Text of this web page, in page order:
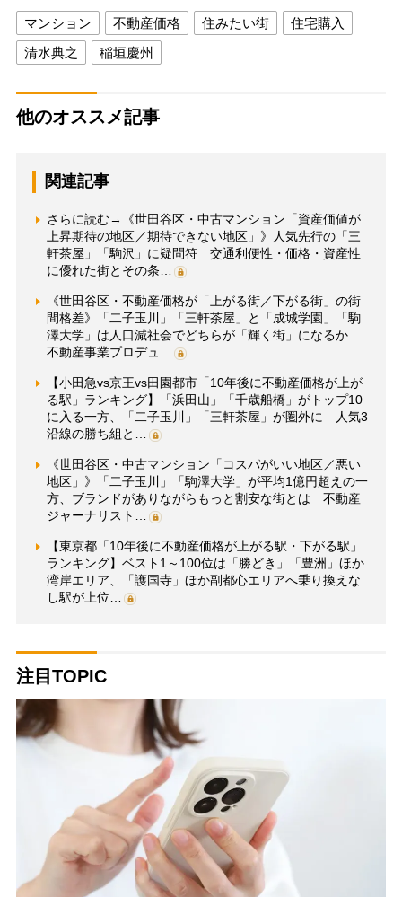
マンション 不動産価格 住みたい街
住宅購入
清水典之
稲垣慶州
他のオススメ記事
関連記事
さらに読む→《世田谷区・中古マンション「資産価値が
上昇期待の地区／期待できない地区」》人気先行の「三
軒茶屋」「駒沢」に疑問符 交通利便性・価格・資産性
に優れた街とその条…
《世田谷区・不動産価格が「上がる街／下がる街」の街
間格差》「二子玉川」「三軒茶屋」と「成城学園」「駒
澤大学」は人口減社会でどちらが「輝く街」になるか
不動産事業プロデュ…
【小田急vs京王vs田園都市「10年後に不動産価格が上が
る駅」ランキング】「浜田山」「千歳船橋」がトップ10
に入る一方、「二子玉川」「三軒茶屋」が圏外に 人気3
沿線の勝ち組と…
《世田谷区・中古マンション「コスパがいい地区／悪い
地区」》「二子玉川」「駒澤大学」が平均1億円超えの一
方、ブランドがありながらもっと割安な街とは 不動産
ジャーナリスト…
【東京都「10年後に不動産価格が上がる駅・下がる駅」
ランキング】ベスト1～100位は「勝どき」「豊洲」ほか
湾岸エリア、「護国寺」ほか副都心エリアへ乗り換えな
し駅が上位…
注目TOPIC